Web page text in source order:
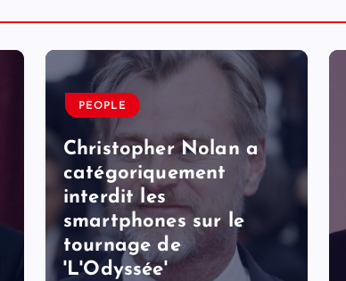
PEOPLE
Christopher Nolan a
catégoriquement
interdit les
smartphones sur le
tournage de
'L'Odyssée'